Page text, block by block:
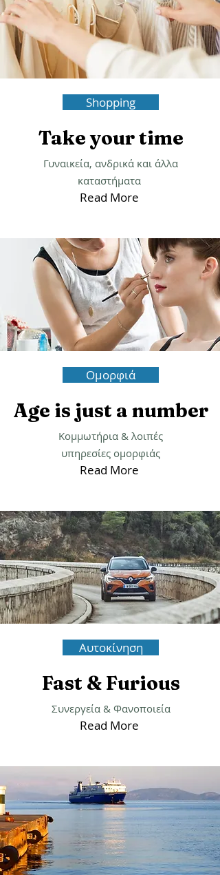
Shopping
Take your time
Γυναικεία, ανδρικά και άλλα
Read More
Ομορφιά
Age is just a number
Κομμωτήρια & λοιπές
Read More
Αυτοκίνηση
Fast & Furious
Read More